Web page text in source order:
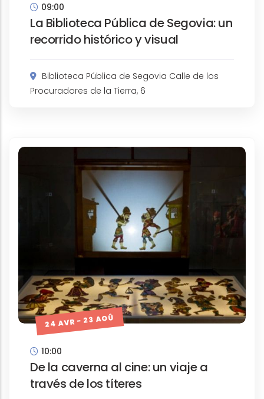
09:00
La Biblioteca Pública de Segovia: un
recorrido histórico y visual
Biblioteca Pública de Segovia Calle de los
Procuradores de la Tierra, 6
24 AVR - 23 AOÛ
10:00
De la caverna al cine: un viaje a
través de los títeres